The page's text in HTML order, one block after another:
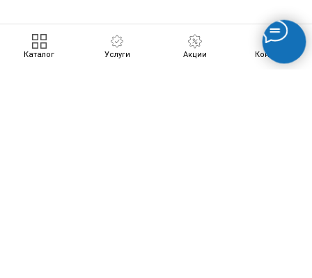
Каталог Услуги Акции Контакты
ERROR:Not found category